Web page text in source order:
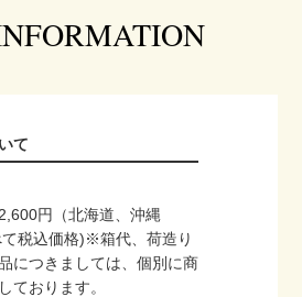
て
円（北海道、沖縄
税込価格)※箱代、荷造り
につきましては、個別に商
ております。